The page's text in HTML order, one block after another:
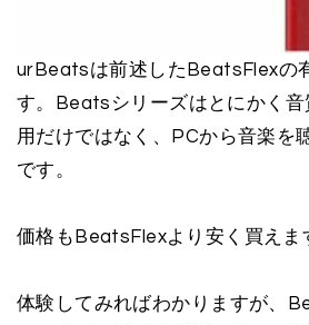
urBeatsは前述したBeatsFlexの
す。Beatsシリーズはとにかく
用だけではなく、PCから音楽を
です。
価格もBeatsFlexより安く買えま
体験してみればわかりますが、